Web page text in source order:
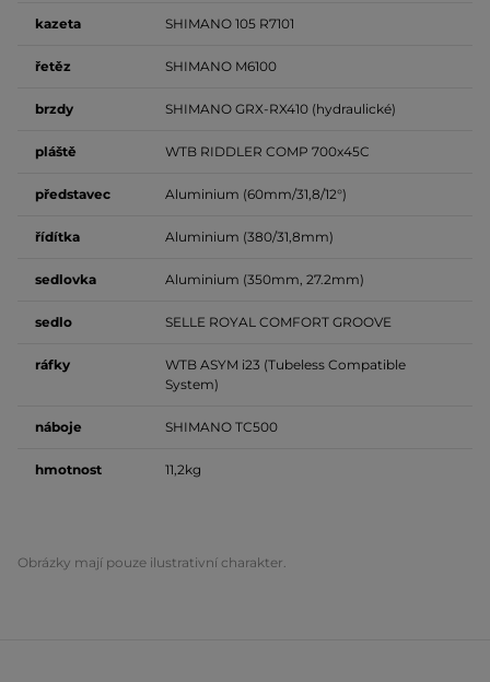
kazeta SHIMANO 105 R7101
řetěz SHIMANO M6100
brzdy SHIMANO GRX-RX410 (hydraulické)
pláště WTB RIDDLER COMP 700x45C
představec Aluminium (60mm/31,8/12°)
řídítka Aluminium (380/31,8mm)
sedlovka Aluminium (350mm, 27.2mm)
sedlo SELLE ROYAL COMFORT GROOVE
ráfky
WTB ASYM i23 (Tubeless Compatible
System)
náboje SHIMANO TC500
hmotnost 11,2kg
Obrázky mají pouze ilustrativní charakter.